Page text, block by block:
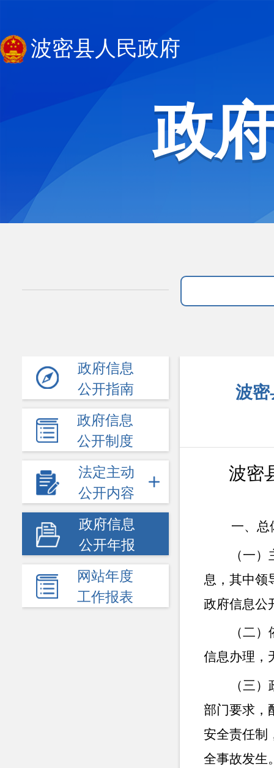
波密县人民政府
政
政府信息
公开指南
政府信息
公开制度
法定主动
公开内容
政府信息
公开年报
网站年度
工作报表
波密
波密
一、总
（一）
息，其中领
政府信息公
（二）
信息办理，
（三）
部门要求，
安全责任制
全事故发生